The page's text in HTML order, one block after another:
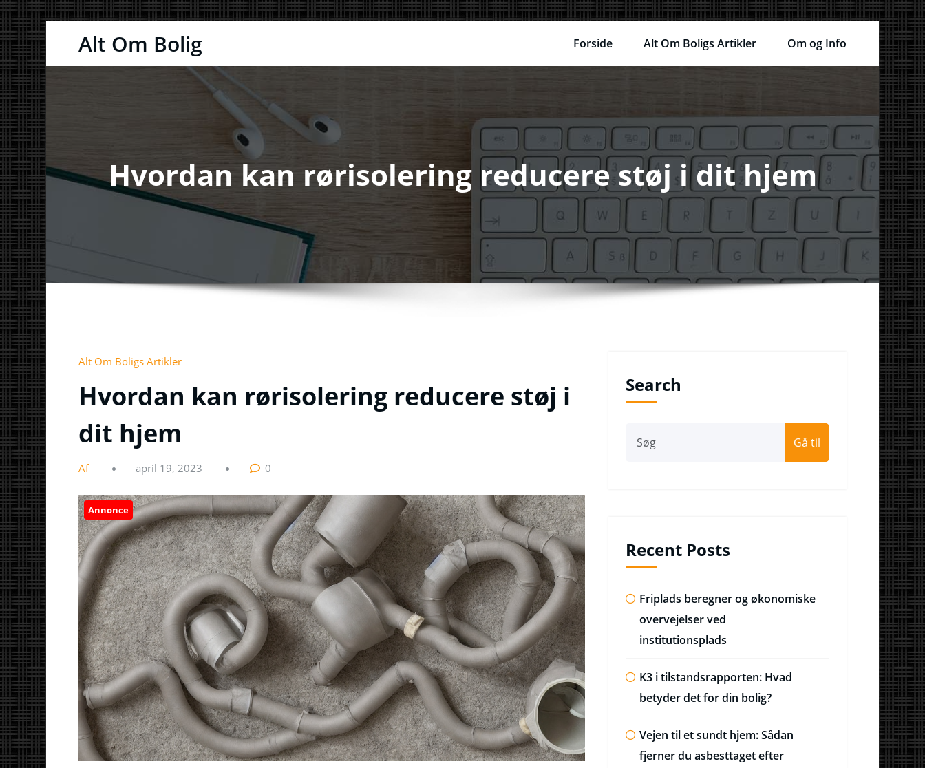
Alt Om Bolig Forside Alt Om Boligs Artikler Om og Info
Hvordan kan rørisolering reducere støj i dit hjem
Alt Om Boligs Artikler
Hvordan kan rørisolering reducere støj i
dit hjem
Af april 19, 2023 0
Annonce
Search
Gå til
Recent Posts
Friplads beregner og økonomiske
overvejelser ved
institutionsplads
K3 i tilstandsrapporten: Hvad
betyder det for din bolig?
Vejen til et sundt hjem: Sådan
fjerner du asbesttaget efter